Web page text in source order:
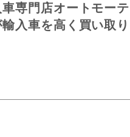
専門店オートモー
入車を高く買い取